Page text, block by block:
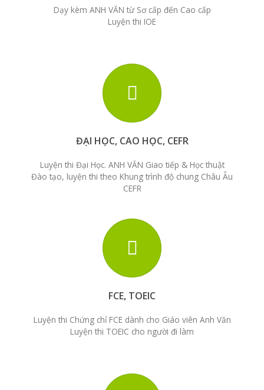
Dạy kèm ANH VĂN từ Sơ cấp đến Cao cấp
Luyện thi IOE
ĐẠI HỌC, CAO HỌC, CEFR
Luyện thi Đại Học. ANH VĂN Giao tiếp & Học thuật
Đào tạo, luyện thi theo Khung trình độ chung Châu Âu
CEFR
FCE, TOEIC
Luyện thi Chứng chỉ FCE dành cho Giáo viên Anh Văn
Luyện thi TOEIC cho người đi làm